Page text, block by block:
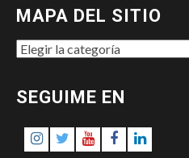
MAPA DEL SITIO
MAPA
SITIO
SEGUIME EN
Instagram
Twitter
Youtube